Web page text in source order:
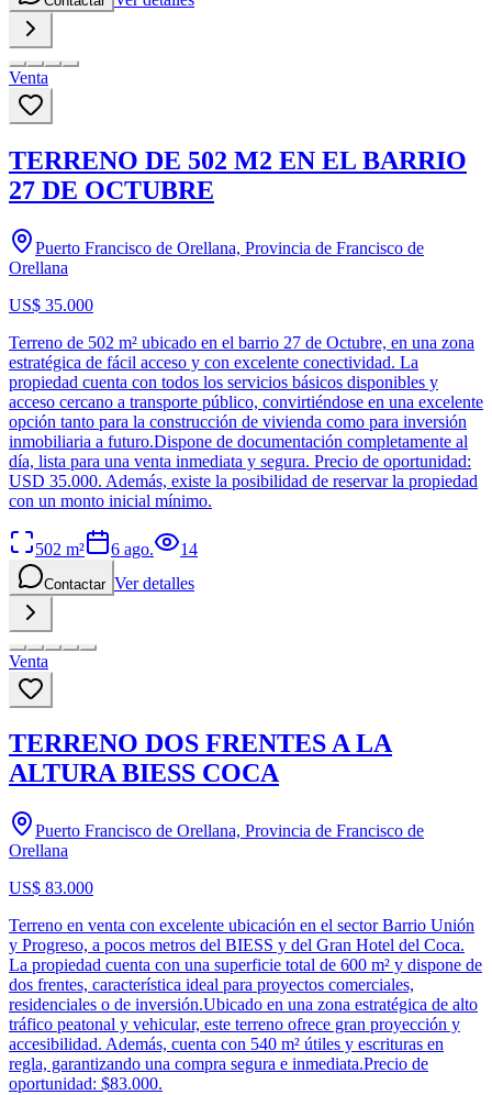
Venta
TERRENO DE 502 M2 EN EL BARRIO
27 DE OCTUBRE
Puerto Francisco de Orellana, Provincia de Francisco de
Orellana
US$ 35.000
Terreno de 502 m² ubicado en el barrio 27 de Octubre, en una zona
estratégica de fácil acceso y con excelente conectividad. La
propiedad cuenta con todos los servicios básicos disponibles y
acceso cercano a transporte público, convirtiéndose en una excelente
opción tanto para la construcción de vivienda como para inversión
inmobiliaria a futuro.Dispone de documentación completamente al
día, lista para una venta inmediata y segura. Precio de oportunidad:
USD 35.000. Además, existe la posibilidad de reservar la propiedad
con un monto inicial mínimo.
502 m² 6 ago. 14
Contactar Ver detalles
Venta
TERRENO DOS FRENTES A LA
ALTURA BIESS COCA
Puerto Francisco de Orellana, Provincia de Francisco de
Orellana
US$ 83.000
Terreno en venta con excelente ubicación en el sector Barrio Unión
y Progreso, a pocos metros del BIESS y del Gran Hotel del Coca.
La propiedad cuenta con una superficie total de 600 m² y dispone de
dos frentes, característica ideal para proyectos comerciales,
residenciales o de inversión.Ubicado en una zona estratégica de alto
tráfico peatonal y vehicular, este terreno ofrece gran proyección y
accesibilidad. Además, cuenta con 540 m² útiles y escrituras en
regla, garantizando una compra segura e inmediata.Precio de
oportunidad: $83.000.